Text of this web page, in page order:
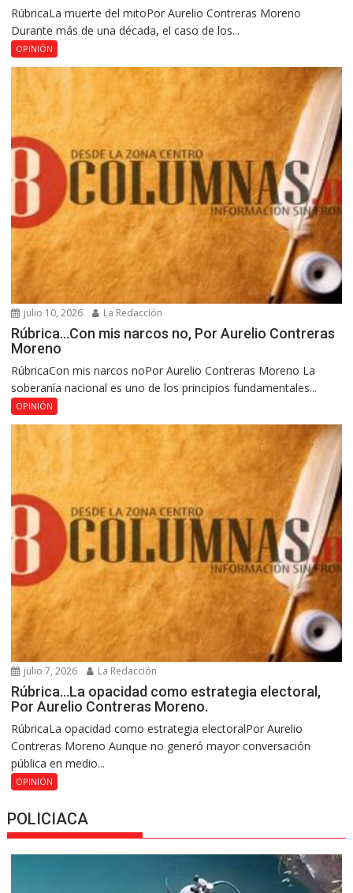
RúbricaLa muerte del mitoPor Aurelio Contreras Moreno
Durante más de una década, el caso de los...
OPINIÓN
julio 10, 2026 La Redacción
Rúbrica…Con mis narcos no, Por Aurelio Contreras
Moreno
RúbricaCon mis narcos noPor Aurelio Contreras Moreno La
soberanía nacional es uno de los principios fundamentales...
OPINIÓN
julio 7, 2026 La Redacción
Rúbrica…La opacidad como estrategia electoral,
Por Aurelio Contreras Moreno.
RúbricaLa opacidad como estrategia electoralPor Aurelio
Contreras Moreno Aunque no generó mayor conversación
pública en medio...
OPINIÓN
POLICIACA